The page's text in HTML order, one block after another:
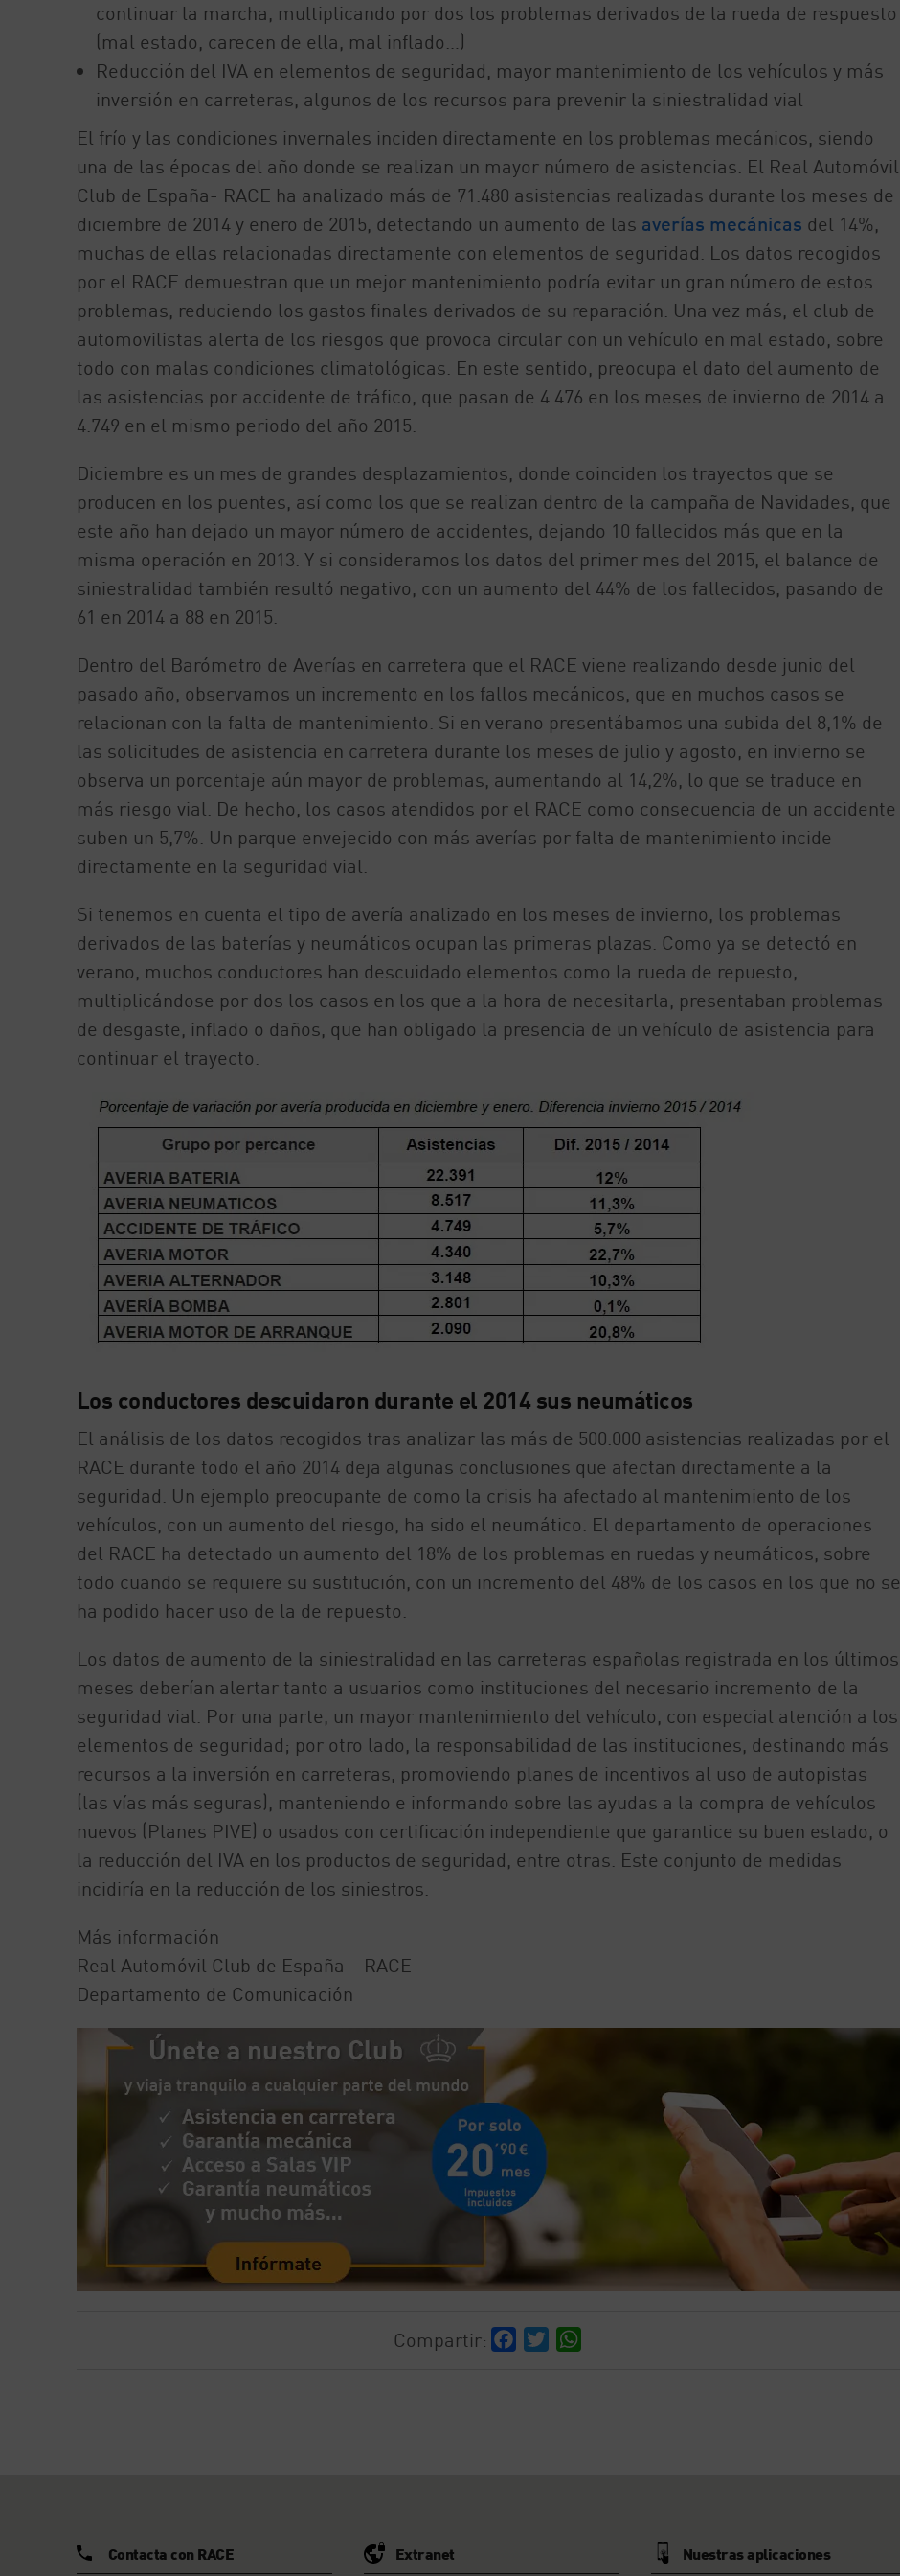
continuar la marcha, multiplicando por dos los problemas derivados de la rueda de respuesto
(mal estado, carecen de ella, mal inflado…)
Reducción del IVA en elementos de seguridad, mayor mantenimiento de los vehículos y más
inversión en carreteras, algunos de los recursos para prevenir la siniestralidad vial
El frío y las condiciones invernales inciden directamente en los problemas mecánicos, siendo
una de las épocas del año donde se realizan un mayor número de asistencias. El Real Automóvil
Club de España- RACE ha analizado más de 71.480 asistencias realizadas durante los meses de
diciembre de 2014 y enero de 2015, detectando un aumento de las averías mecánicas del 14%,
muchas de ellas relacionadas directamente con elementos de seguridad. Los datos recogidos
por el RACE demuestran que un mejor mantenimiento podría evitar un gran número de estos
problemas, reduciendo los gastos finales derivados de su reparación. Una vez más, el club de
automovilistas alerta de los riesgos que provoca circular con un vehículo en mal estado, sobre
todo con malas condiciones climatológicas. En este sentido, preocupa el dato del aumento de
las asistencias por accidente de tráfico, que pasan de 4.476 en los meses de invierno de 2014 a
4.749 en el mismo periodo del año 2015.
Diciembre es un mes de grandes desplazamientos, donde coinciden los trayectos que se
producen en los puentes, así como los que se realizan dentro de la campaña de Navidades, que
este año han dejado un mayor número de accidentes, dejando 10 fallecidos más que en la
misma operación en 2013. Y si consideramos los datos del primer mes del 2015, el balance de
siniestralidad también resultó negativo, con un aumento del 44% de los fallecidos, pasando de
61 en 2014 a 88 en 2015.
Dentro del Barómetro de Averías en carretera que el RACE viene realizando desde junio del
pasado año, observamos un incremento en los fallos mecánicos, que en muchos casos se
relacionan con la falta de mantenimiento. Si en verano presentábamos una subida del 8,1% de
las solicitudes de asistencia en carretera durante los meses de julio y agosto, en invierno se
observa un porcentaje aún mayor de problemas, aumentando al 14,2%, lo que se traduce en
más riesgo vial. De hecho, los casos atendidos por el RACE como consecuencia de un accidente
suben un 5,7%. Un parque envejecido con más averías por falta de mantenimiento incide
directamente en la seguridad vial.
Si tenemos en cuenta el tipo de avería analizado en los meses de invierno, los problemas
derivados de las baterías y neumáticos ocupan las primeras plazas. Como ya se detectó en
verano, muchos conductores han descuidado elementos como la rueda de repuesto,
multiplicándose por dos los casos en los que a la hora de necesitarla, presentaban problemas
de desgaste, inflado o daños, que han obligado la presencia de un vehículo de asistencia para
continuar el trayecto.
Los conductores descuidaron durante el 2014 sus neumáticos
El análisis de los datos recogidos tras analizar las más de 500.000 asistencias realizadas por el
RACE durante todo el año 2014 deja algunas conclusiones que afectan directamente a la
seguridad. Un ejemplo preocupante de como la crisis ha afectado al mantenimiento de los
vehículos, con un aumento del riesgo, ha sido el neumático. El departamento de operaciones
del RACE ha detectado un aumento del 18% de los problemas en ruedas y neumáticos, sobre
todo cuando se requiere su sustitución, con un incremento del 48% de los casos en los que no se
ha podido hacer uso de la de repuesto.
Los datos de aumento de la siniestralidad en las carreteras españolas registrada en los últimos
meses deberían alertar tanto a usuarios como instituciones del necesario incremento de la
seguridad vial. Por una parte, un mayor mantenimiento del vehículo, con especial atención a los
elementos de seguridad; por otro lado, la responsabilidad de las instituciones, destinando más
recursos a la inversión en carreteras, promoviendo planes de incentivos al uso de autopistas
(las vías más seguras), manteniendo e informando sobre las ayudas a la compra de vehículos
nuevos (Planes PIVE) o usados con certificación independiente que garantice su buen estado, o
la reducción del IVA en los productos de seguridad, entre otras. Este conjunto de medidas
incidiría en la reducción de los siniestros.
Más información
Real Automóvil Club de España – RACE
Departamento de Comunicación
Compartir: Facebook
Twitter
Contacta con RACE Extranet Nuestras aplicaciones